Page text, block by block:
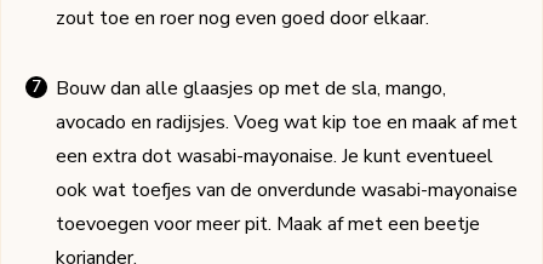
zout toe en roer nog even goed door elkaar.
Bouw dan alle glaasjes op met de sla, mango,
avocado en radijsjes. Voeg wat kip toe en maak af met
een extra dot wasabi-mayonaise. Je kunt eventueel
ook wat toefjes van de onverdunde wasabi-mayonaise
toevoegen voor meer pit. Maak af met een beetje
koriander.